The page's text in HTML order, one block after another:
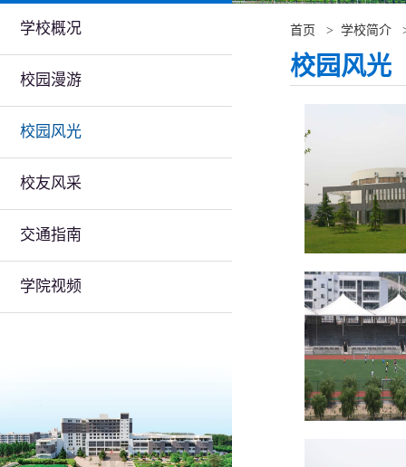
学校概况
校园漫游
校园风光
校友风采
交通指南
学院视频
首页 > 学校简介
校园风光